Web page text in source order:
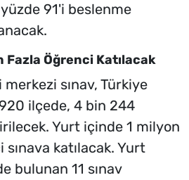
91'i beslenme
Fazla Öğrenci Katılacak
merkezi sınav, Türkiye
ilçede, 4 bin 244
Yurt içinde 1 milyon
katılacak. Yurt
bulunan 11 sınav